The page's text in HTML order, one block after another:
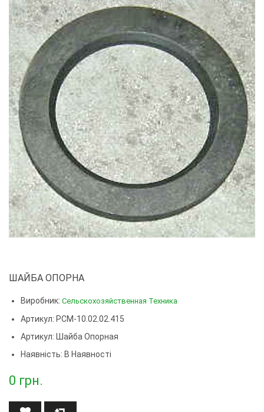
ШАЙБА ОПОРНА
Виробник: Сельскохозяйственная Техника
Артикул: РСМ-10.02.02.415
Артикул: Шайба Опорная
Наявність: В Наявності
0 грн.